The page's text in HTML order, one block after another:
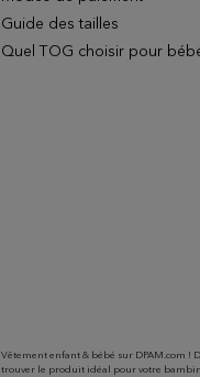
Guide des tailles
Quel TOG choisir pour
Vêtement enfant & bébé sur DPAM.com !
trouver le produit idéal pour votre